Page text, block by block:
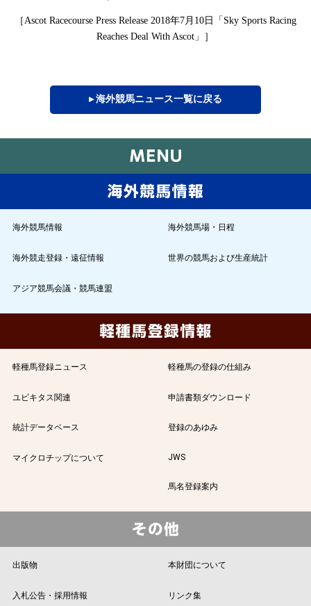
［Ascot Racecourse Press Release 2018年7月 10日「 Sky Sports Racing
Reaches Deal With Ascot 」］
▸ 海外競馬ニュース一覧に戻る
海外競馬情報 海外競馬場・日程
海外競走登録・遠征情報 世界の競馬および生産統計
アジア競馬会議・競馬連盟
軽種馬登録ニュース 軽種馬の登録の仕組み
ユビキタス関連 申請書類ダウンロード
統計データベース 登録のあゆみ
マイクロチップについて JWS
馬名登録案内
出版物 本財団について
入札公告・採用情報 リンク集